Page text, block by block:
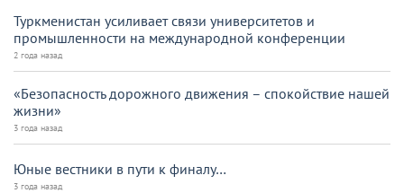
Туркменистан усиливает связи университетов и
промышленности на международной конференции
2 года назад
«Безопасность дорожного движения – спокойствие нашей
жизни»
3 года назад
Юные вестники в пути к финалу…
3 года назад